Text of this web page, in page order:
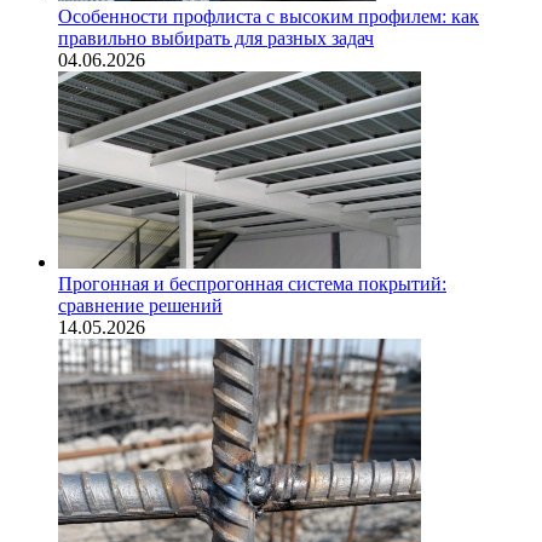
Особенности профлиста с высоким профилем: как
правильно выбирать для разных задач
04.06.2026
Прогонная и беспрогонная система покрытий:
сравнение решений
14.05.2026